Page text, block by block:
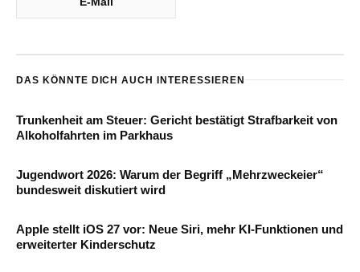
DAS KÖNNTE DICH AUCH INTERESSIEREN
Trunkenheit am Steuer: Gericht bestätigt Strafbarkeit von
Alkoholfahrten im Parkhaus
Jugendwort 2026: Warum der Begriff „Mehrzweckeier“
bundesweit diskutiert wird
Apple stellt iOS 27 vor: Neue Siri, mehr KI-Funktionen und
erweiterter Kinderschutz